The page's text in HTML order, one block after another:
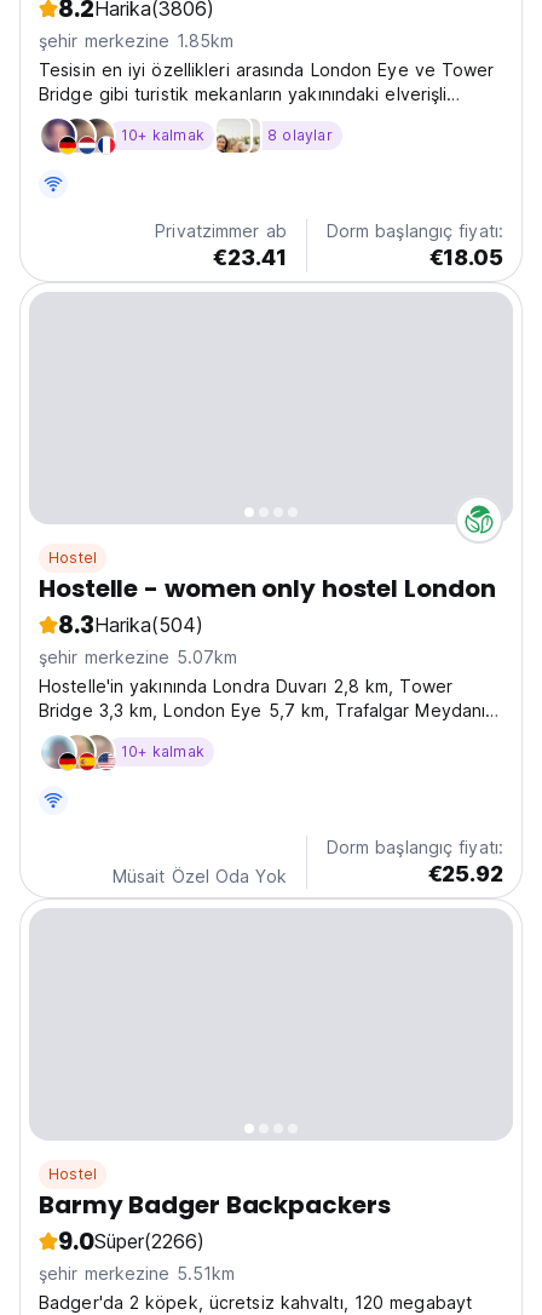
8.2Harika(3806)
şehir merkezine 1.85km
Tesisin en iyi özellikleri arasında London Eye ve Tower
Bridge gibi turistik mekanların yakınındaki elverişli
konumunun yanı sıra modern banyoları, yatak odaları ve
alt katındaki geleneksel pub yer almaktadır.
10+ kalmak 8 olaylar
Privatzimmer ab
€23.41
Dorm başlangıç fiyatı:
€18.05
Hostel
Hostelle - women only hostel London
8.3Harika(504)
şehir merkezine 5.07km
Hostelle'in yakınında Londra Duvarı 2,8 km, Tower
Bridge 3,3 km, London Eye 5,7 km, Trafalgar Meydanı
5,7 km, Sra Life Center Londra Akvaryumu 5,9 km ve
Sky Garden 2,8 km uzaklıktadır. km, diğer ilgi çekici
10+ kalmak
Müsait Özel Oda Yok
Dorm başlangıç fiyatı:
€25.92
Hostel
Barmy Badger Backpackers
9.0Süper(2266)
şehir merkezine 5.51km
Badger'da 2 köpek, ücretsiz kahvaltı, 120 megabayt